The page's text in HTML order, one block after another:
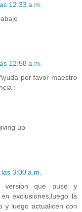
12:33 a.m.
12:58 a.m.
por favor maestro
:
up
3:00 a.m.
version que puse y
exclusiones,luego la
y luego actualicen con